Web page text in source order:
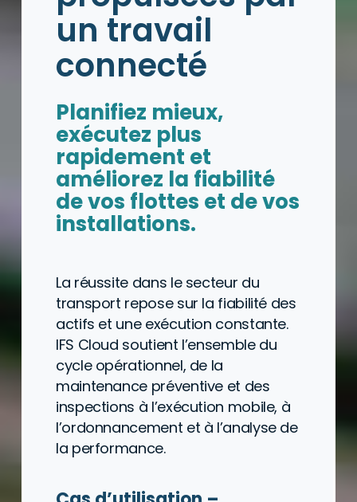
un travail
connecté
Planifiez mieux,
exécutez plus
rapidement et
améliorez la fiabilité
de vos flottes et de vos
installations.
La réussite dans le secteur du
transport repose sur la fiabilité des
actifs et une exécution constante.
IFS Cloud soutient l’ensemble du
cycle opérationnel, de la
maintenance préventive et des
inspections à l’exécution mobile, à
l’ordonnancement et à l’analyse de
la performance.